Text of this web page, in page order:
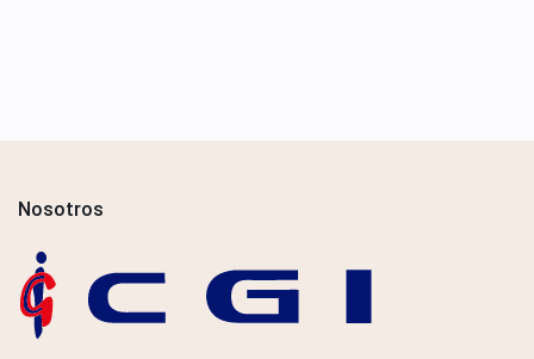
Nosotros